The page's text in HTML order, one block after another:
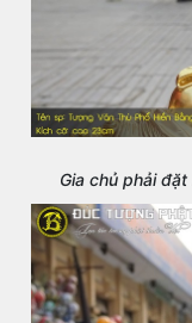
Gia chủ phải